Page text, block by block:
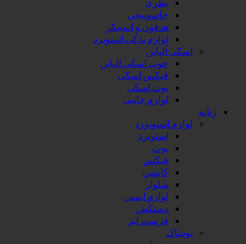
جاسوییچی
هدفون و اسپیکر
لوازم یدکی اسنوبرد
اسکی آلپاین
چوب اسکی الپاین
فیکس اسکی
بوت اسکی
لوازم جانبی
زنانه
لوازم اسنوبورد
اسنوبرد
بوت
فیکس
کاپشن
شلوار
لوازم ایمنی
دستکش
فرست لیر
پوشاک